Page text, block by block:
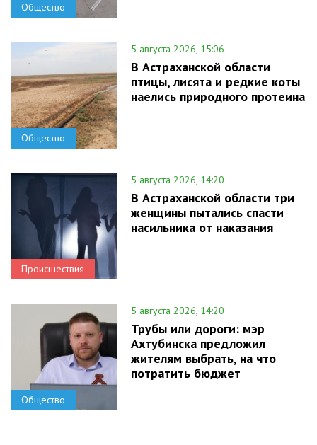
Общество
Общество
5 августа 2026, 15:06
В Астраханской области
птицы, лисята и редкие коты
наелись природного протеина
Происшествия
5 августа 2026, 14:20
В Астраханской области три
женщины пытались спасти
насильника от наказания
Общество
5 августа 2026, 14:20
Трубы или дороги: мэр
Ахтубинска предложил
жителям выбрать, на что
потратить бюджет